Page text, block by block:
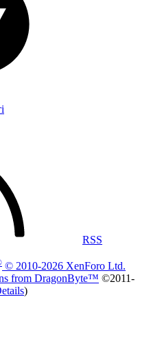
RSS
© 2010-2026 XenForo Ltd.
from DragonByte™ ©2011-
)